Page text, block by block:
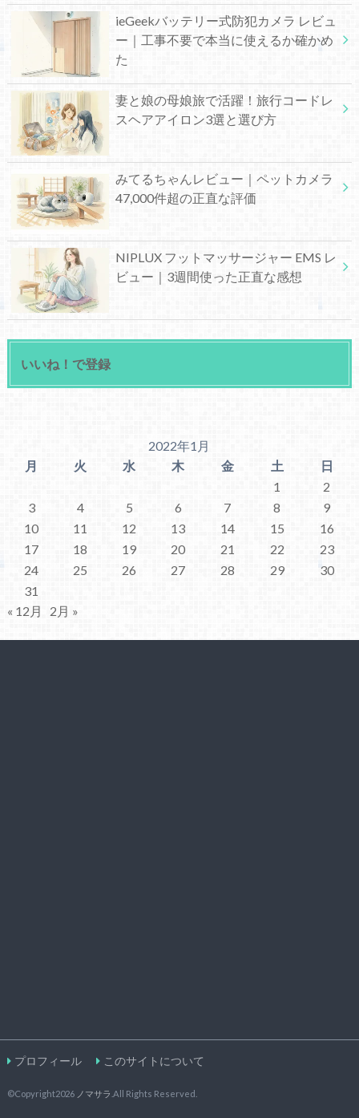
ieGeekバッテリー式防犯カメラ レビュ
ー｜工事不要で本当に使えるか確かめ
た
妻と娘の母娘旅で活躍！旅行コードレ
スヘアアイロン3選と選び方
みてるちゃんレビュー｜ペットカメラ
47,000件超の正直な評価
NIPLUX フットマッサージャー EMS レ
ビュー｜3週間使った正直な感想
いいね！で登録
2022年1月
月
火 水 木 金 土
日
1
2
3
4 5 6 7 8
9
10
11 12 13 14 15
16
17
18 19 20 21 22
23
24
25 26 27 28 29
30
31
« 12月
2月 »
プロフィール このサイトについて
©Copyright2026 ノマサラ .All Rights Reserved.